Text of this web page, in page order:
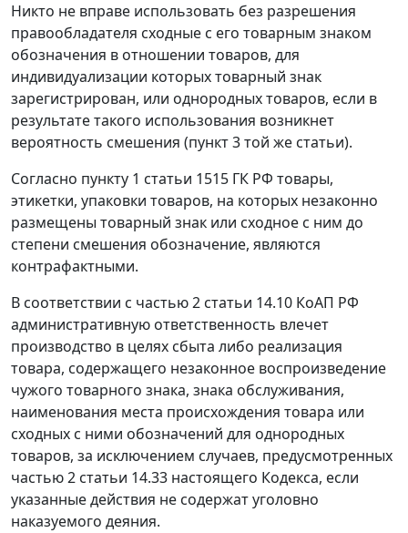
Никто не вправе использовать без разрешения
правообладателя сходные с его товарным знаком
обозначения в отношении товаров, для
индивидуализации которых товарный знак
зарегистрирован, или однородных товаров, если в
результате такого использования возникнет
вероятность смешения (пункт 3 той же статьи).
Согласно пункту 1 статьи 1515 ГК РФ товары,
этикетки, упаковки товаров, на которых незаконно
размещены товарный знак или сходное с ним до
степени смешения обозначение, являются
контрафактными.
В соответствии с частью 2 статьи 14.10 КоАП РФ
административную ответственность влечет
производство в целях сбыта либо реализация
товара, содержащего незаконное воспроизведение
чужого товарного знака, знака обслуживания,
наименования места происхождения товара или
сходных с ними обозначений для однородных
товаров, за исключением случаев, предусмотренных
частью 2 статьи 14.33 настоящего Кодекса, если
указанные действия не содержат уголовно
наказуемого деяния.